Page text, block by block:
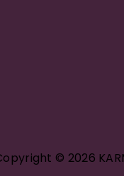
© 2026